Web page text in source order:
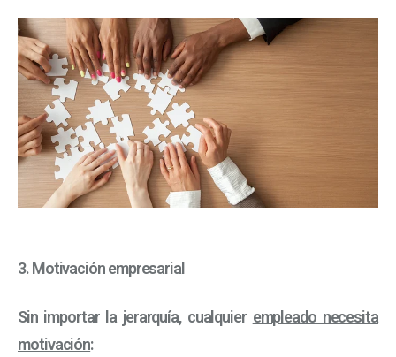
3. Motivación empresarial
Sin importar la jerarquía, cualquier empleado necesita
motivación: